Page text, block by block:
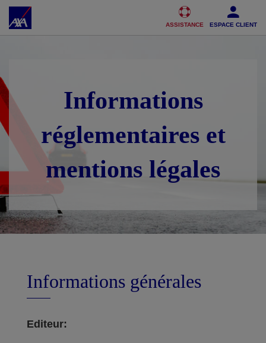
Accéder au Contenu Accéder au Pied de page
ASSISTANCE ESPACE CLIENT
Informations
réglementaires et
mentions légales
Informations générales
Editeur: